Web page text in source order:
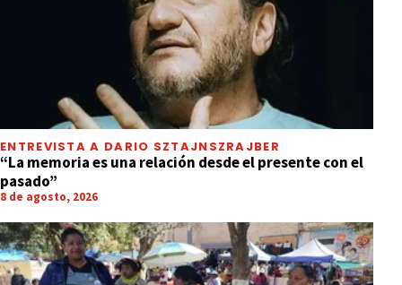
ENTREVISTA A DARIO SZTAJNSZRAJBER
“La memoria es una relación desde el presente con el
pasado”
8 de agosto, 2026